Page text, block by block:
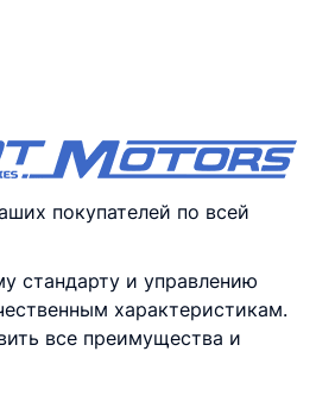
покупателей по всей
стандарту и управлению
характеристикам.
все преимущества и